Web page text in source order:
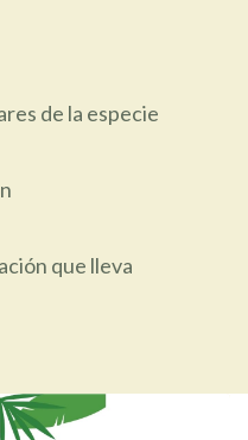
de la especie
que lleva